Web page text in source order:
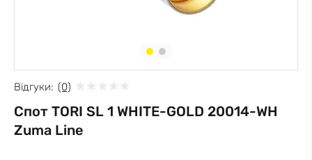
Відгуки: (0)
Спот TORI SL 1 WHITE-GOLD 20014-WH
Zuma Line